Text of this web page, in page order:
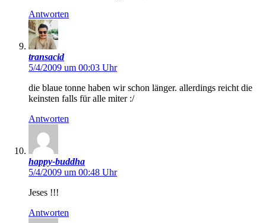
Antworten
transacid
5/4/2009 um 00:03 Uhr
die blaue tonne haben wir schon länger. allerdings reicht die
keinsten falls für alle miter :/
Antworten
happy-buddha
5/4/2009 um 00:48 Uhr
Jeses !!!
Antworten